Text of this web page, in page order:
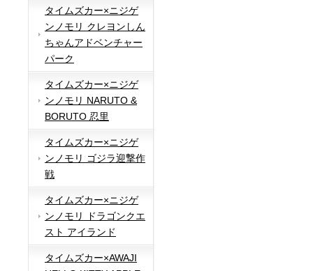
タイムズカー×ニジゲ
ンノモリ クレヨンしん
ちゃんアドベンチャー
パーク
タイムズカー×ニジゲ
ンノモリ NARUTO &
BORUTO 忍里
タイムズカー×ニジゲ
ンノモリ ゴジラ迎撃作
戦
タイムズカー×ニジゲ
ンノモリ ドラゴンクエ
スト アイランド
タイムズカー×AWAJI